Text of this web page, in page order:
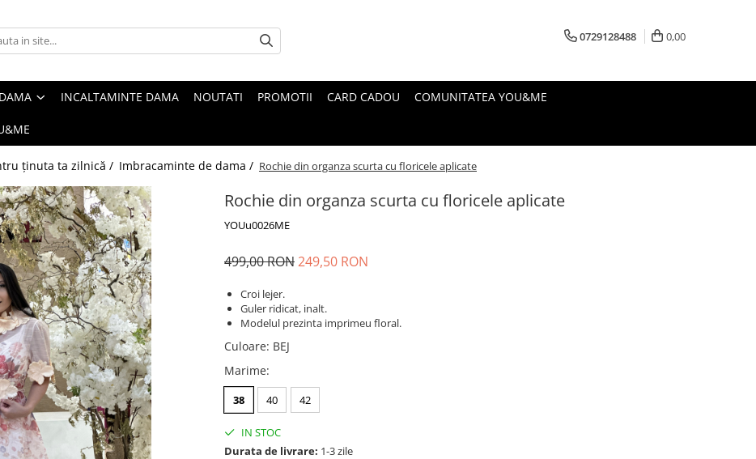
0729128488 0,00
INCALTAMINTE DAMA NOUTATI PROMOTII CARD CADOU COMUNITATEA YOU&ME
ținuta ta zilnică / Imbracaminte de dama / Rochie din organza scurta cu floricele aplicate
Rochie din organza scurta cu floricele aplicate
YOUu0026ME
499,00 RON249,50 RON
Croi lejer.
Guler ridicat, inalt.
Modelul prezinta imprimeu floral.
Culoare: BEJ
Marime:
38 40 42
IN STOC
Durata de livrare: 1-3 zile